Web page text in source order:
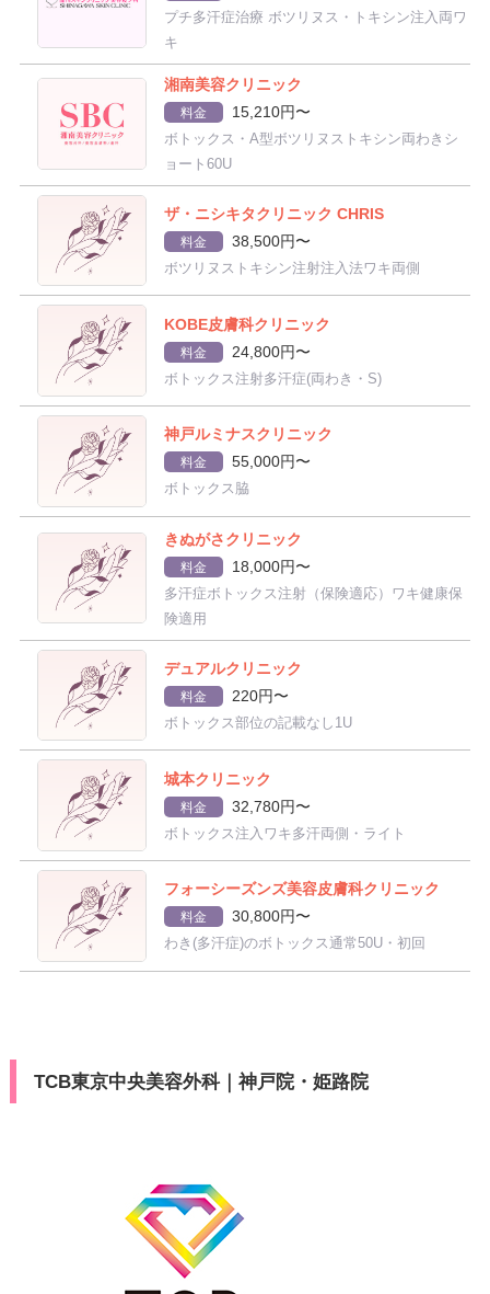
プチ多汗症治療 ボツリヌス・トキシン注入両ワ
キ
湘南美容クリニック
料金 15,210円〜
ボトックス・A型ボツリヌストキシン両わきシ
ョート60U
ザ・ニシキタクリニック CHRIS
料金 38,500円〜
ボツリヌストキシン注射注入法ワキ両側
KOBE皮膚科クリニック
料金 24,800円〜
ボトックス注射多汗症(両わき・S)
神戸ルミナスクリニック
料金 55,000円〜
ボトックス脇
きぬがさクリニック
料金 18,000円〜
多汗症ボトックス注射（保険適応）ワキ健康保
険適用
デュアルクリニック
料金 220円〜
ボトックス部位の記載なし1U
城本クリニック
料金 32,780円〜
ボトックス注入ワキ多汗両側・ライト
フォーシーズンズ美容皮膚科クリニック
料金 30,800円〜
わき(多汗症)のボトックス通常50U・初回
TCB東京中央美容外科｜神戸院・姫路院